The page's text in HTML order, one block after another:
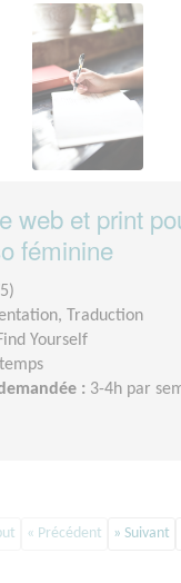
web et print
féminine
Traduction
Yourself
: 3-4h par
« Précédent » Suivant